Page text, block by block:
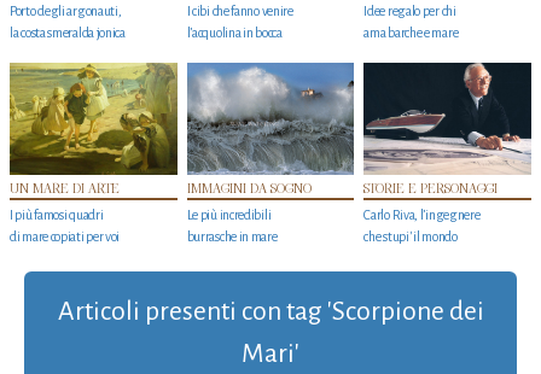
Porto degli argonauti,
la costa smeralda jonica
I cibi che fanno venire
l’acquolina in bocca
Idee regalo per chi
ama barche e mare
UN MARE DI ARTE
I più famosi quadri
di mare copiati per voi
IMMAGINI DA SOGNO
Le più incredibili
burrasche in mare
STORIE E PERSONAGGI
Carlo Riva, l’ingegnere
che stupi' il mondo
Articoli presenti con tag 'Scorpione dei
Mari'